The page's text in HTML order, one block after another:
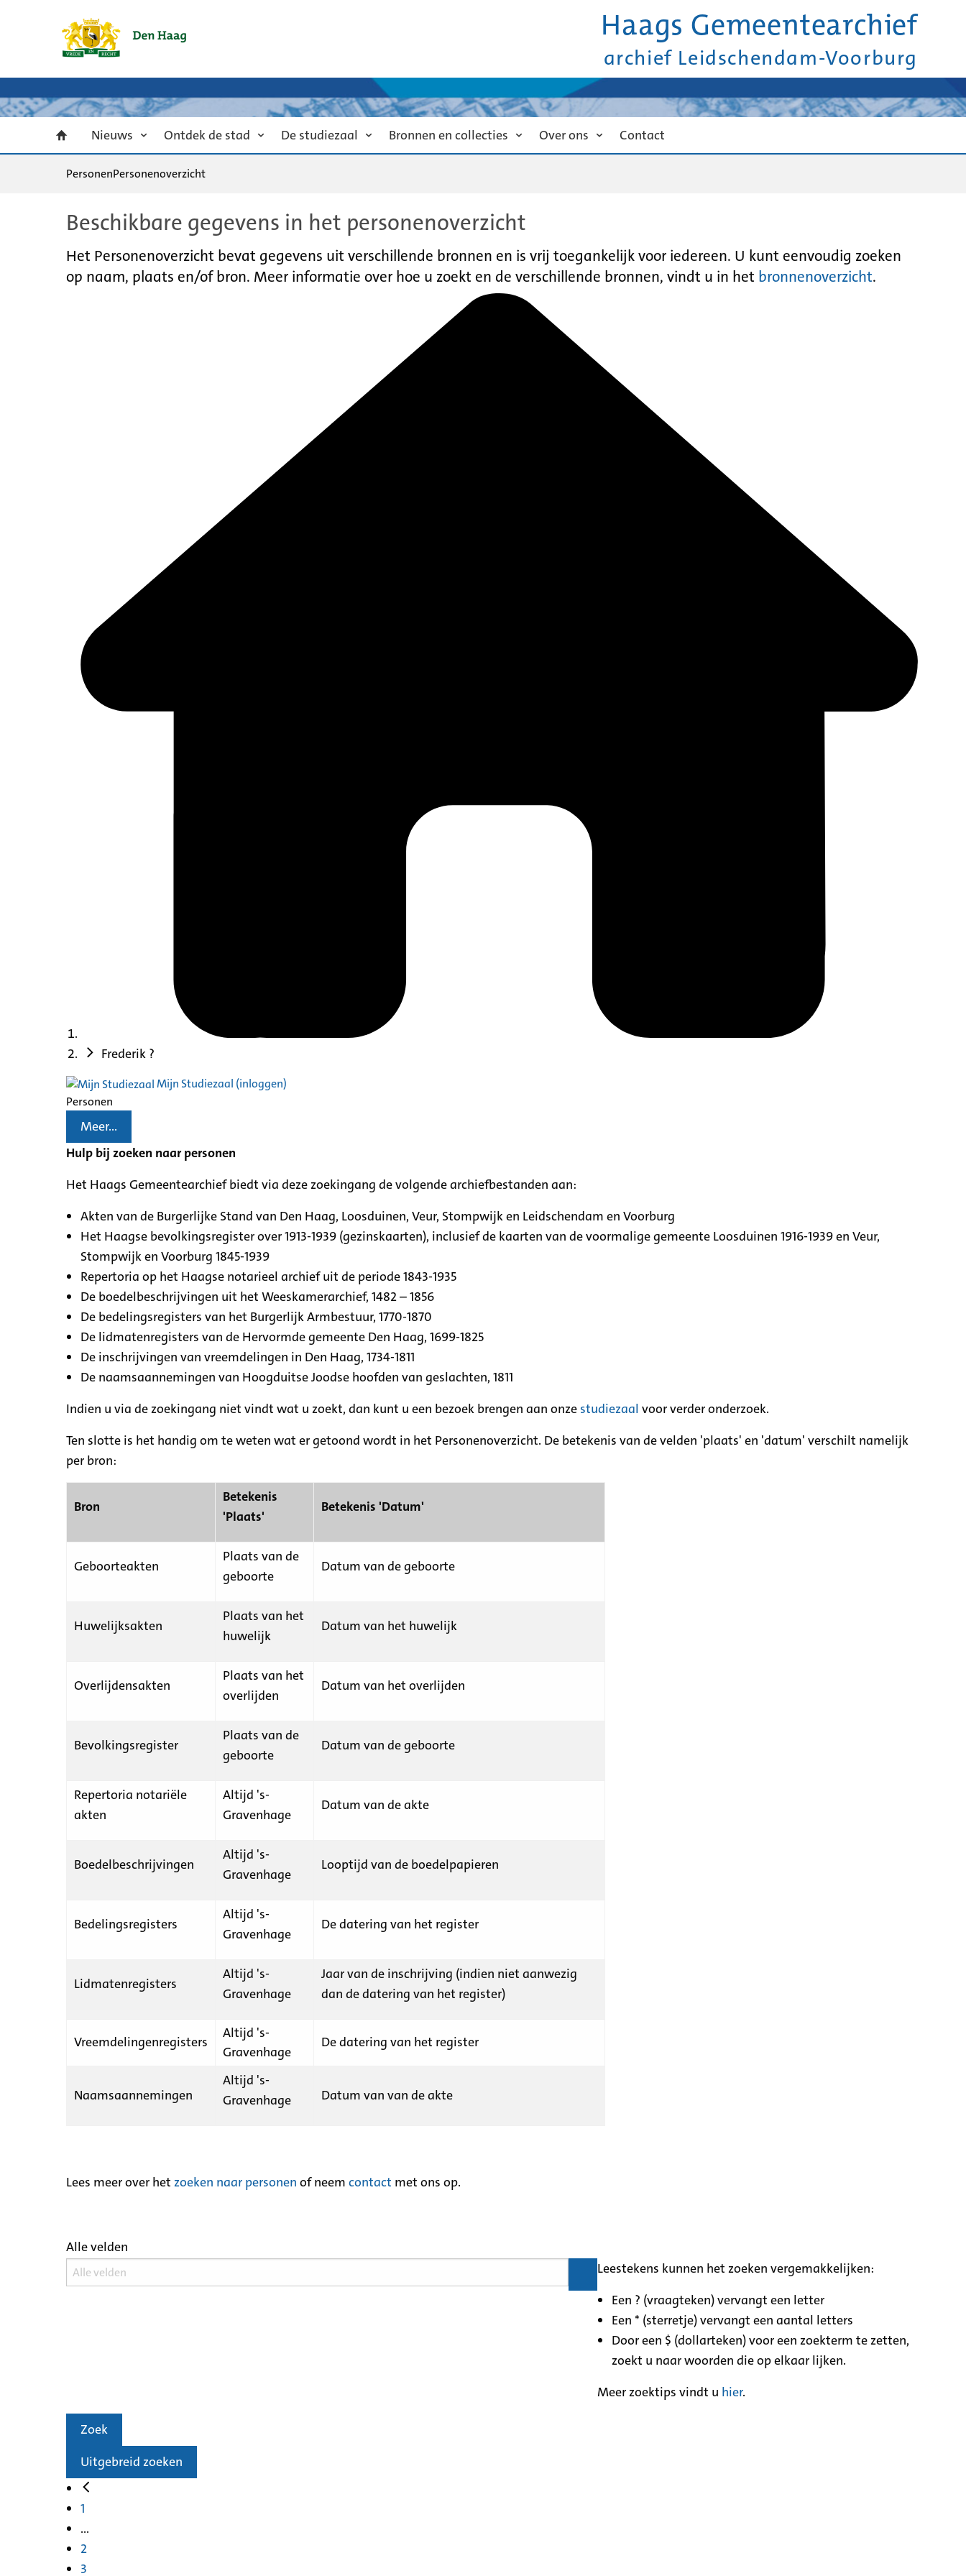
Haags Gemeentearchief
archief Leidschendam-Voorburg
Nieuws Ontdek de stad De studiezaal Bronnen en collecties Over ons Contact
PersonenPersonenoverzicht
Beschikbare gegevens in het personenoverzicht
Het Personenoverzicht bevat gegevens uit verschillende bronnen en is vrij toegankelijk voor iedereen. U kunt eenvoudig zoeken
op naam, plaats en/of bron. Meer informatie over hoe u zoekt en de verschillende bronnen, vindt u in het bronnenoverzicht.
Frederik ?
Mijn Studiezaal (inloggen)
Personen
Meer...
Hulp bij zoeken naar personen
Het Haags Gemeentearchief biedt via deze zoekingang de volgende archiefbestanden aan:
Akten van de Burgerlijke Stand van Den Haag, Loosduinen, Veur, Stompwijk en Leidschendam en Voorburg
Het Haagse bevolkingsregister over 1913-1939 (gezinskaarten), inclusief de kaarten van de voormalige gemeente Loosduinen 1916-1939 en Veur,
Stompwijk en Voorburg 1845-1939
Repertoria op het Haagse notarieel archief uit de periode 1843-1935
De boedelbeschrijvingen uit het Weeskamerarchief, 1482 – 1856
De bedelingsregisters van het Burgerlijk Armbestuur, 1770-1870
De lidmatenregisters van de Hervormde gemeente Den Haag, 1699-1825
De inschrijvingen van vreemdelingen in Den Haag, 1734-1811
De naamsaannemingen van Hoogduitse Joodse hoofden van geslachten, 1811
Indien u via de zoekingang niet vindt wat u zoekt, dan kunt u een bezoek brengen aan onze studiezaal voor verder onderzoek.
Ten slotte is het handig om te weten wat er getoond wordt in het Personenoverzicht. De betekenis van de velden 'plaats' en 'datum' verschilt namelijk
per bron:
Bron
Betekenis
'Plaats'
Betekenis 'Datum'
Geboorteakten
Plaats van de
geboorte
Datum van de geboorte
Huwelijksakten
Plaats van het
huwelijk
Datum van het huwelijk
Overlijdensakten
Plaats van het
overlijden
Datum van het overlijden
Bevolkingsregister
Plaats van de
geboorte
Datum van de geboorte
Repertoria notariële
akten
Altijd 's-
Gravenhage
Datum van de akte
Boedelbeschrijvingen
Altijd 's-
Gravenhage
Looptijd van de boedelpapieren
Bedelingsregisters
Altijd 's-
Gravenhage
De datering van het register
Lidmatenregisters
Altijd 's-
Gravenhage
Jaar van de inschrijving (indien niet aanwezig
dan de datering van het register)
Vreemdelingenregisters
Altijd 's-
Gravenhage
De datering van het register
Naamsaannemingen
Altijd 's-
Gravenhage
Datum van van de akte
Lees meer over het zoeken naar personen of neem contact met ons op.
Alle velden
Leestekens kunnen het zoeken vergemakkelijken:
Een ? (vraagteken) vervangt een letter
Een * (sterretje) vervangt een aantal letters
Door een $ (dollarteken) voor een zoekterm te zetten,
zoekt u naar woorden die op elkaar lijken.
Meer zoektips vindt u hier.
Zoek
Uitgebreid zoeken
1
...
2
3